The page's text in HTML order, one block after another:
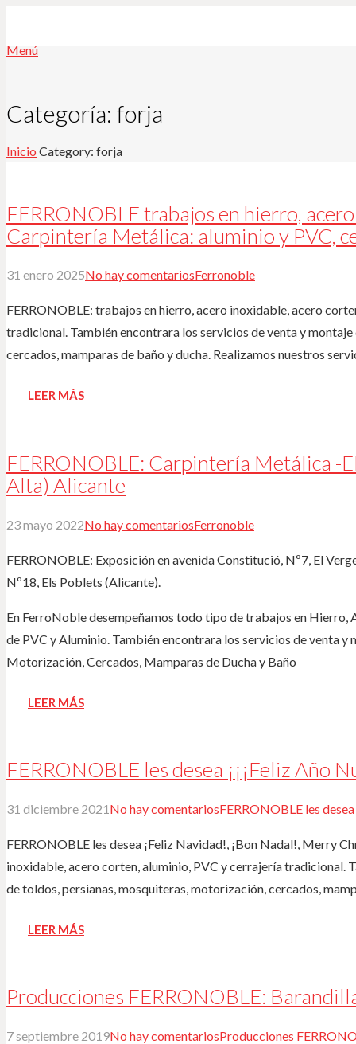
Menú
Categoría: forja
Inicio Category: forja
FERRONOBLE trabajos en hierro,
Carpintería Metálica: aluminio y PVC,
31 enero 2025No hay comentariosFerronoble
FERRONOBLE: trabajos en hierro, acero inoxidable, acero
tradicional. También encontrara los servicios de venta y
cercados, mamparas de baño y ducha. Realizamos nuestros
LEER MÁS
FERRONOBLE: Carpintería Metálica -
Alta) Alicante
23 mayo 2022No hay comentariosFerronoble
FERRONOBLE: Exposición en avenida Constitució, Nº7, El
Nº18, Els Poblets (Alicante).
En FerroNoble desempeñamos todo tipo de trabajos en Hierro,
de PVC y Aluminio. También encontrara los servicios de venta y
Motorización, Cercados, Mamparas de Ducha y Baño
LEER MÁS
FERRONOBLE les desea ¡¡¡Feliz Año
31 diciembre 2021 No hay comentariosFERRONOBLE les
FERRONOBLE les desea ¡Feliz Navidad!, ¡Bon Nadal!, Merry
inoxidable, acero corten, aluminio, PVC y cerrajería tradicional.
de toldos, persianas, mosquiteras, motorización, cercados,
LEER MÁS
Producciones FERRONOBLE:
7 septiembre 2019No hay comentariosProducciones